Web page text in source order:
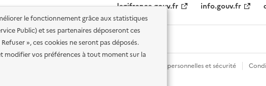
le fonctionnement grâce aux statistiques
Public) et ses partenaires déposeront ces
», ces cookies ne seront pas déposés.
modifier vos préférences à tout moment sur la
legifrance.gouv.fr
info.gouv.fr
Données personnelles et sécurité